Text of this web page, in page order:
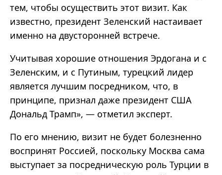
тем, чтобы осуществить этот визит. Как
известно, президент Зеленский настаивает
именно на двусторонней встрече.
Учитывая хорошие отношения Эрдогана и с
Зеленским, и с Путиным, турецкий лидер
является лучшим посредником, что, в
принципе, признал даже президент США
Дональд Трамп», — отметил эксперт.
По его мнению, визит не будет болезненно
воспринят Россией, поскольку Москва сама
выступает за посредническую роль Турции в